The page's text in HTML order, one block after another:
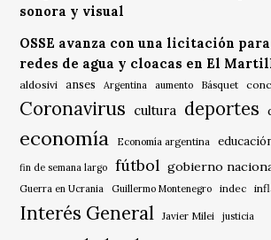
sonora y visual
OSSE avanza con una licitación
redes de agua y cloacas en El
aldosivi anses Argentina aumento Básquet
Coronavirus cultura deportes
economía Economía argentina
fin de semana largo fútbol gobierno
Guerra en Ucrania Guillermo Montenegro indec
Interés General Javier Milei justicia